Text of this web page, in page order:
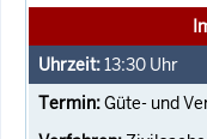
13:30 Uhr
Güte- und